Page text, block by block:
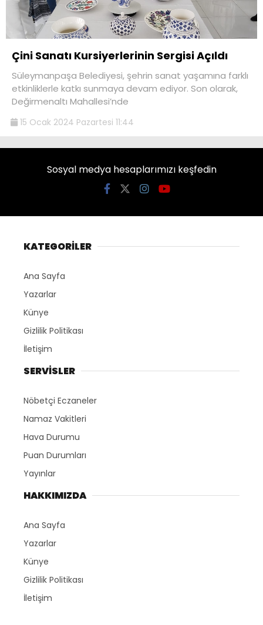
Çini Sanatı Kursiyerlerinin Sergisi Açıldı
Süleymanpaşa Belediyesi, şehrin sanat yaşamına farklı
etkinliklerle katkı sunmaya devam ediyor. Son olarak,
Değirmenaltı Mahallesi’nde
15 Ocak 2024 Pazartesi 11:44
Sosyal medya hesaplarımızı keşfedin
KATEGORİLER
Ana Sayfa
Yazarlar
Künye
Gizlilik Politikası
İletişim
SERVİSLER
Nöbetçi Eczaneler
Namaz Vakitleri
Hava Durumu
Puan Durumları
Yayınlar
HAKKIMIZDA
Ana Sayfa
Yazarlar
Künye
Gizlilik Politikası
İletişim